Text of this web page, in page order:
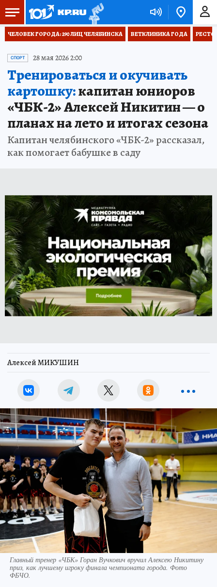
ЧЕЛОВЕК ГОРОДА: 290 ЛИЦ ЧЕЛЯБИНСКА ВЕТКЛИНИКА ГОДА
СПОРТ 28 мая 2026 2:00
Тренироваться и окучивать
картошку:капитан юниоров
«ЧБК-2» Алексей Никитин — о
планах на лето и итогах сезона
Капитан челябинского «ЧБК-2» рассказал,
как помогает бабушке в саду
Алексей МИКУШИН
Главный тренер «ЧБК» Горан Вучкович вручил Алексею Никитину
приз, как лучшему игроку финала чемпионата города. Фото
ФБЧО.